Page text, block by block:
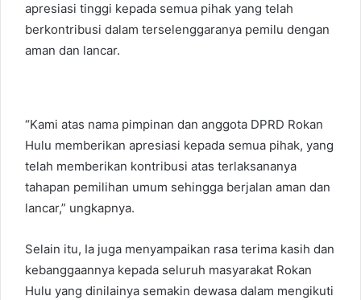
apresiasi tinggi kepada semua pihak yang telah
berkontribusi dalam terselenggaranya pemilu dengan
aman dan lancar.
“Kami atas nama pimpinan dan anggota DPRD Rokan
Hulu memberikan apresiasi kepada semua pihak, yang
telah memberikan kontribusi atas terlaksananya
tahapan pemilihan umum sehingga berjalan aman dan
lancar,” ungkapnya.
Selain itu, Ia juga menyampaikan rasa terima kasih dan
kebanggaannya kepada seluruh masyarakat Rokan
Hulu yang dinilainya semakin dewasa dalam mengikuti